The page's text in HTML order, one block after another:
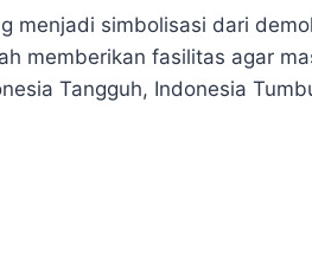
menjadi simbolisasi dari
memberikan fasilitas agar
Tangguh, Indonesia